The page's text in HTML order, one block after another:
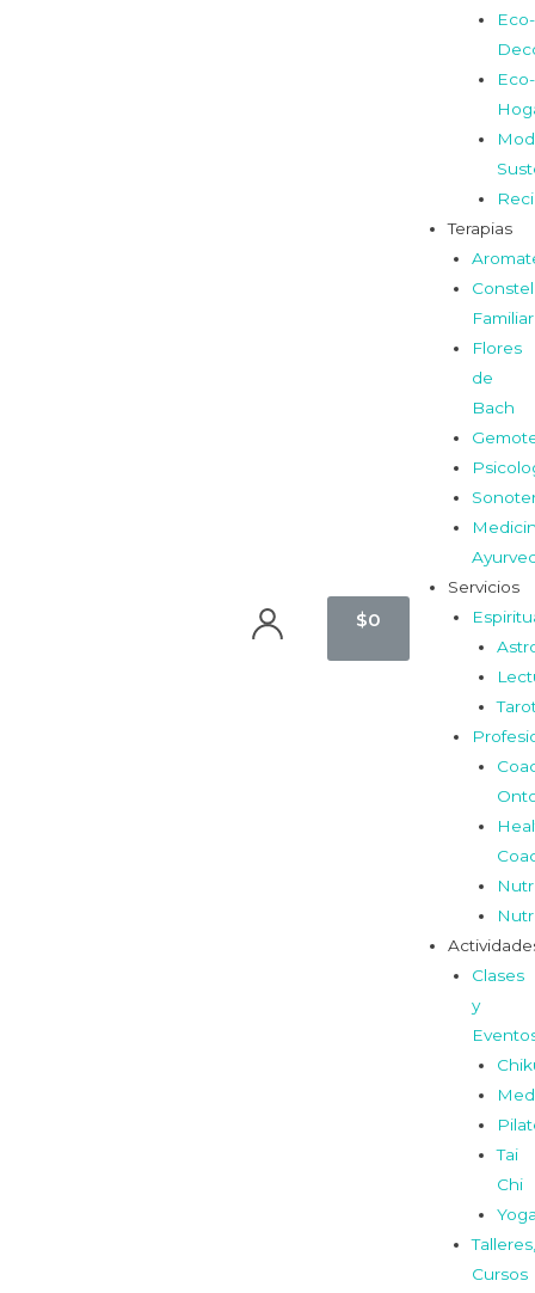
$0
Eco-
Eco-
Terapias
Flores
de
Bach
Servicios
Clases
y
Tai
Chi
Cursos